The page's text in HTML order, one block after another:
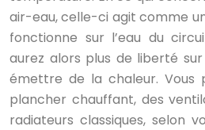
air-eau, celle-ci agit comme
fonctionne sur l’eau du
aurez alors plus de liberté
émettre de la chaleur. Vous
plancher chauffant, des
radiateurs classiques, selon